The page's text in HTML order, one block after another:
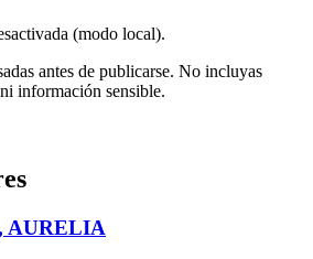
(modo local).
antes de publicarse. No incluyas
información sensible.
AURELIA